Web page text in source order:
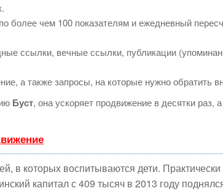
более чем 100 показателям и ежедневный
ссылки, вечные ссылки, публикации
а также запросы, на которые нужно обратить
Буст, она ускоряет продвижение в десятки раз,
в которых воспитываются дети.
капитал с 409 тысяч в 2013 году